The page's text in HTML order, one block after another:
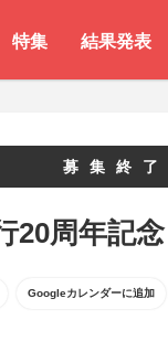
特集 結果発表
募集終了
20周年記
Googleカレンダーに追加